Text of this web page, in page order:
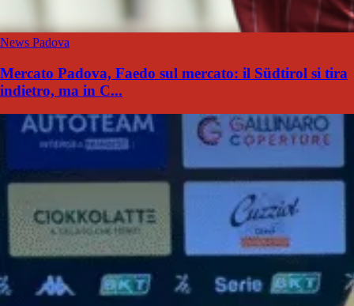
News Padova
Mercato Padova, Faedo sul mercato: il Südtirol si tira
indietro, ma in C...